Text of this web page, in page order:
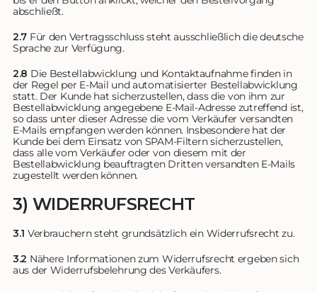
abschließt.
2.7 Für den Vertragsschluss steht ausschließlich die deutsche
Sprache zur Verfügung.
2.8 Die Bestellabwicklung und Kontaktaufnahme finden in
der Regel per E-Mail und automatisierter Bestellabwicklung
statt. Der Kunde hat sicherzustellen, dass die von ihm zur
Bestellabwicklung angegebene E-Mail-Adresse zutreffend ist,
so dass unter dieser Adresse die vom Verkäufer versandten
E-Mails empfangen werden können. Insbesondere hat der
Kunde bei dem Einsatz von SPAM-Filtern sicherzustellen,
dass alle vom Verkäufer oder von diesem mit der
Bestellabwicklung beauftragten Dritten versandten E-Mails
zugestellt werden können.
3) WIDERRUFSRECHT
3.1 Verbrauchern steht grundsätzlich ein Widerrufsrecht zu.
3.2 Nähere Informationen zum Widerrufsrecht ergeben sich
aus der Widerrufsbelehrung des Verkäufers.